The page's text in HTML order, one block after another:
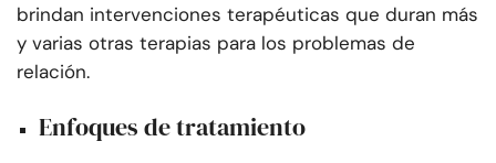
brindan intervenciones terapéuticas que duran más
y varias otras terapias para los problemas de
relación.
Enfoques de tratamiento